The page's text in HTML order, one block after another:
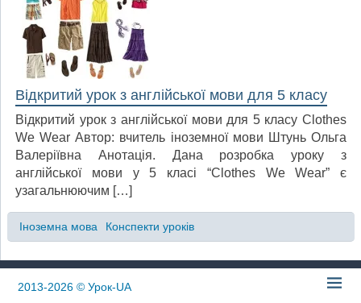
Відкритий урок з англійської мови для 5 класу
Відкритий урок з англійської мови для 5 класу Clothes
We Wear Автор: вчитель іноземної мови Штунь Ольга
Валеріївна Анотація. Дана розробка уроку з
англійської мови у 5 класі “Clothes We Wear” є
узагальнюючим […]
Іноземна мова Конспекти уроків
2013-2026© Урок-UA